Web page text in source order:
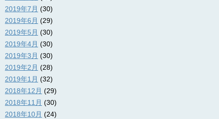
2019年7月 (30)
2019年6月 (29)
2019年5月 (30)
2019年4月 (30)
2019年3月 (30)
2019年2月 (28)
2019年1月 (32)
2018年12月 (29)
2018年11月 (30)
2018年10月 (24)